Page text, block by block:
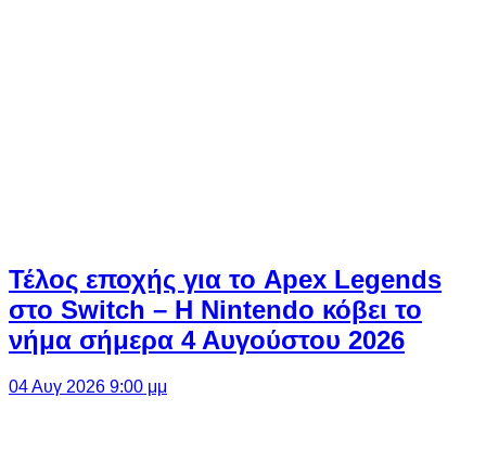
Τέλος εποχής για το Apex Legends
στο Switch – Η Nintendo κόβει το
νήμα σήμερα 4 Αυγούστου 2026
04 Αυγ 2026 9:00 μμ